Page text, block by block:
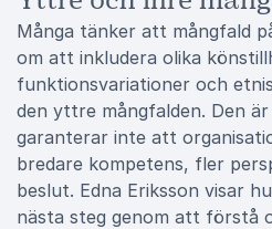
Många tänker att mångfald
om att inkludera olika
funktionsvariationer och
den yttre mångfalden. Den
garanterar inte att
bredare kompetens, fler
beslut. Edna Eriksson visar
nästa steg genom att förstå